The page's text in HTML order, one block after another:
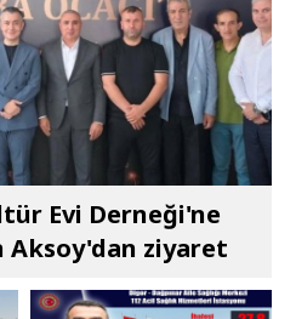
Evi Derneği'ne
Aksoy'dan ziyaret